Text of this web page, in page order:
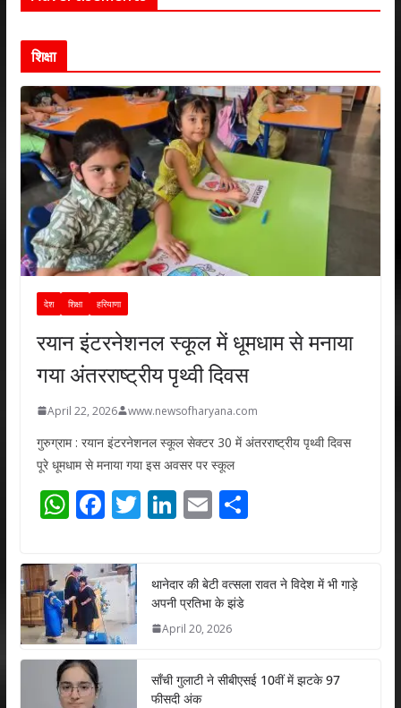
शिक्षा
देश शिक्षा हरियाणा
रयान इंटरनेशनल स्कूल में धूमधाम से मनाया
गया अंतरराष्ट्रीय पृथ्वी दिवस
April 22, 2026 www.newsofharyana.com
गुरुग्राम : रयान इंटरनेशनल स्कूल सेक्टर 30 में अंतरराष्ट्रीय पृथ्वी दिवस
पूरे धूमधाम से मनाया गया इस अवसर पर स्कूल
W
at
s
A
p
p
F
e
b
o
o
T
er
Li
e
dI
E
l
S
e
थानेदार की बेटी वत्सला रावत ने विदेश में भी गाड़े
अपनी प्रतिभा के झंडे
April 20, 2026
साँची गुलाटी ने सीबीएसई 10वीं में झटके 97
फीसदी अंक